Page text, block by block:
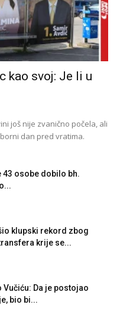
kao svoj: Je li u
još nije zvanično počela, ali
dan pred vratima.
43 osobe dobilo bh.
klupski rekord zbog
krije se...
Da je postojao
bio bi...